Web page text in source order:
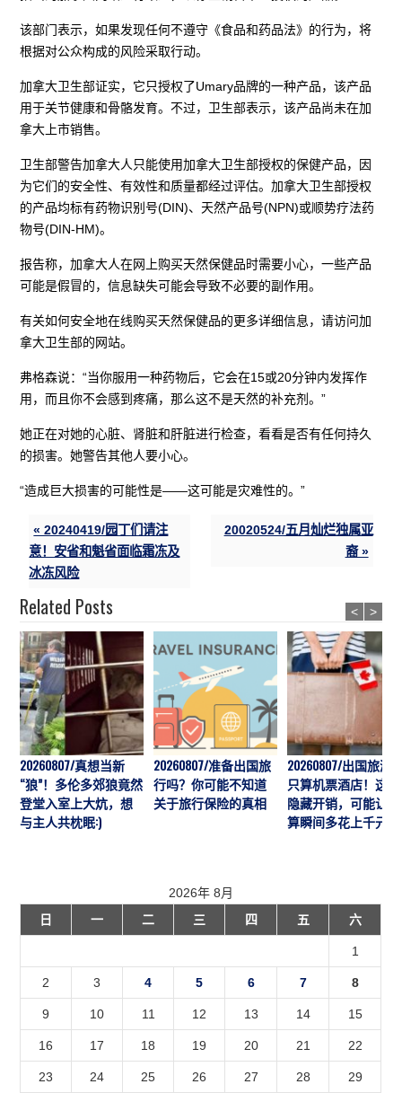
该部门表示，如果发现任何不遵守《食品和药品法》的行为，将
根据对公众构成的风险采取行动。
加拿大卫生部证实，它只授权了Umary品牌的一种产品，该产品
用于关节健康和骨骼发育。不过，卫生部表示，该产品尚未在加
拿大上市销售。
卫生部警告加拿大人只能使用加拿大卫生部授权的保健产品，因
为它们的安全性、有效性和质量都经过评估。加拿大卫生部授权
的产品均标有药物识别号(DIN)、天然产品号(NPN)或顺势疗法药
物号(DIN-HM)。
报告称，加拿大人在网上购买天然保健品时需要小心，一些产品
可能是假冒的，信息缺失可能会导致不必要的副作用。
有关如何安全地在线购买天然保健品的更多详细信息，请访问加
拿大卫生部的网站。
弗格森说：“当你服用一种药物后，它会在15或20分钟内发挥作
用，而且你不会感到疼痛，那么这不是天然的补充剂。”
她正在对她的心脏、肾脏和肝脏进行检查，看看是否有任何持久
的损害。她警告其他人要小心。
“造成巨大损害的可能性是——这可能是灾难性的。”
« 20240419/园丁们请注
意！安省和魁省面临霜冻及
冰冻风险
20020524/五月灿烂独属亚
裔 »
Related Posts
20260807/真想当新
“狼”！多伦多郊狼竟然
登堂入室上大炕，想
与主人共枕眠:)
20260807/准备出国旅
行吗？你可能不知道
关于旅行保险的真相
20260807/出国旅游
只算机票酒店！这7
隐藏开销，可能让预
算瞬间多花上千元
< >
2026年 8月
日
一 二 三 四 五 六
1
2 3 4 5 6 7 8
9 10 11 12 13 14 15
16 17 18 19 20 21 22
23 24 25 26 27 28 29